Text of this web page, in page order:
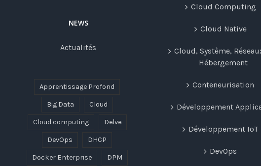
NEWS
Actualités
Apprentissage Profond
Big Data Cloud
Cloud computing Delve
DevOps DHCP
Docker Enterprise DPM
Cloud Computing
Cloud Native
Cloud, Système,
Hébergement
Conteneurisation
Développement
Développement IoT
DevOps